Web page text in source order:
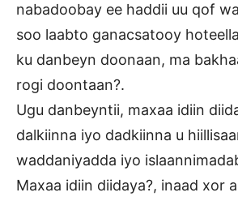
nabadoobay ee haddii uu qof
soo laabto ganacsatooy
ku danbeyn doonaan, ma
rogi doontaan?.
Ugu danbeyntii, maxaa idiin
dalkiinna iyo dadkiinna u
waddaniyadda iyo
Maxaa idiin diidaya?, inaad xor